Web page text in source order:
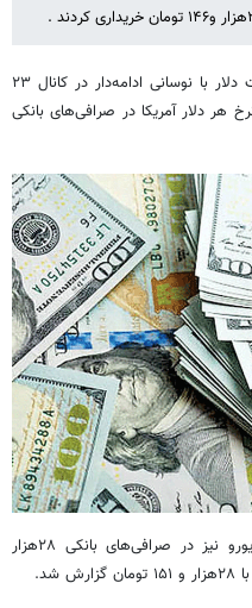
، امروز قیمت دلار با نوسانی ادامه‌دار در کانال ۲۳
هر دلار آمریکا در صرافی‌های بانکی
بر اساس این گزارش ، قیمت خرید هر یورو نیز در صرافی‌های بانکی ۲۸هزار